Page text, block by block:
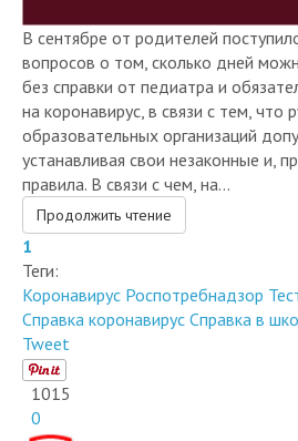
В сентябре от родителей
вопросов о том, сколько дней
без справки от педиатра и
на коронавирус, в связи с тем, что
образовательных организаций
устанавливая свои незаконные и,
правила. В связи с чем, на...
Продолжить чтение
1
Теги:
Коронавирус Роспотребнадзор
Справка коронавирус Справка в
Tweet
1015
0